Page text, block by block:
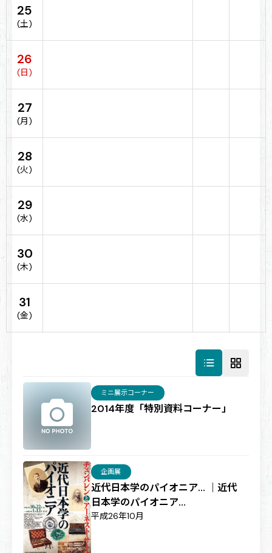
25
(土)
26
(日)
27
(月)
28
(火)
29
(水)
30
(木)
31
(金)
2014年度「特別資料コーナー」
ミニ展示コーナー
近代日本学のパイオニア… ｜近代
日本学のパイオニア…
企画展
平成26年10月